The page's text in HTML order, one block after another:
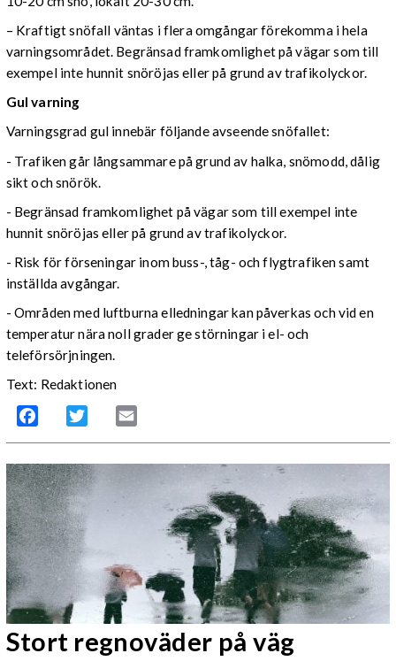
– Kraftigt snöfall väntas i flera omgångar förekomma i hela
varningsområdet. Begränsad framkomlighet på vägar som till
exempel inte hunnit snöröjas eller på grund av trafikolyckor.
Gul varning
Varningsgrad gul innebär följande avseende snöfallet:
- Trafiken går långsammare på grund av halka, snömodd, dålig
sikt och snörök.
- Begränsad framkomlighet på vägar som till exempel inte
hunnit snöröjas eller på grund av trafikolyckor.
- Risk för förseningar inom buss-, tåg- och flygtrafiken samt
inställda avgångar.
- Områden med luftburna elledningar kan påverkas och vid en
temperatur nära noll grader ge störningar i el- och
teleförsörjningen.
Text: Redaktionen
Facebook Twitter
Stort regnoväder på väg